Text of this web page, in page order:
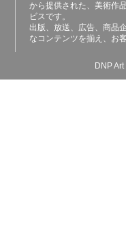
から提供された、美術作
ビスです。
出版、放送、広告、商品
なコンテンツを揃え、お
DNP